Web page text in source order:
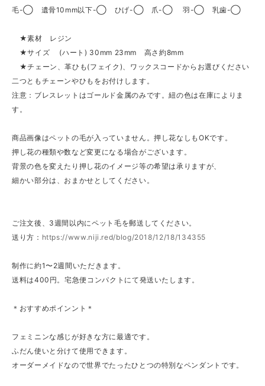
毛-◯ 遺骨10mm以下-◯ ひげ-◯ 爪-◯ 羽-◯ 乳歯-◯
★素材 レジン
★サイズ (ハート) 30mm 23mm 高さ約8mm
★チェーン、革ひも(フェイク)、ワックスコードからお選びください
二つともチェーンやひもをお付けします。
注意：ブレスレットはゴールド金属のみです。紐の色は在庫によりま
す。
商品画像はペットの毛が入っていません。押し花なしもOKです。
押し花の種類や数など変更になる場合がございます。
背景の色を変えたり押し花のイメージ等の希望は承りますが、
細かい部分は、おまかせとしてください。
ご注文後、3週間以内にペット毛を郵送してください。
送り方： https://www.niji.red/blog/2018/12/18/134355
制作に約1〜2週間いただきます。
送料は400円。宅急便コンパクトにて発送いたします。
＊おすすめポインント＊
フェミニンな感じが好きな方に最適です。
ふだん使いと分けて使用できます。
オーダーメイドなので世界でたったひとつの特別なペンダントです。